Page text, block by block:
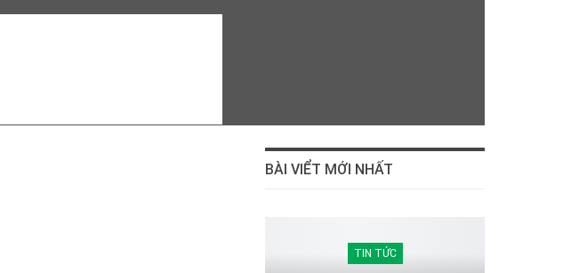
BÀI VIỂT MỚI NHẤT
TIN TỨC